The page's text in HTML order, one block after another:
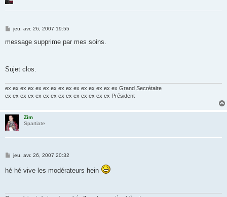
M
s
jeu. avr. 26, 2007 19:55
message supprime par mes soins.
Sujet clos.
ex ex ex ex ex ex ex ex ex ex ex ex ex ex ex Grand Secrétaire
ex ex ex ex ex ex ex ex ex ex ex ex ex ex Président
Zim
Spartiate
M
s
s
jeu. avr. 26, 2007 20:32
hé hé vive les modérateurs hein